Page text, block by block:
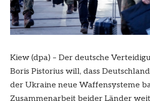
Kiew (dpa) – Der deutsche
Boris Pistorius will, dass
der Ukraine neue Waffensysteme
Zusammenarbeit beider Länder